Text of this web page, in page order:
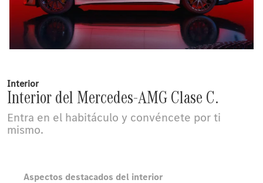
Interior
Interior del Mercedes-AMG Clase C.
Entra en el habitáculo y convéncete por ti
mismo.
Aspectos destacados del interior